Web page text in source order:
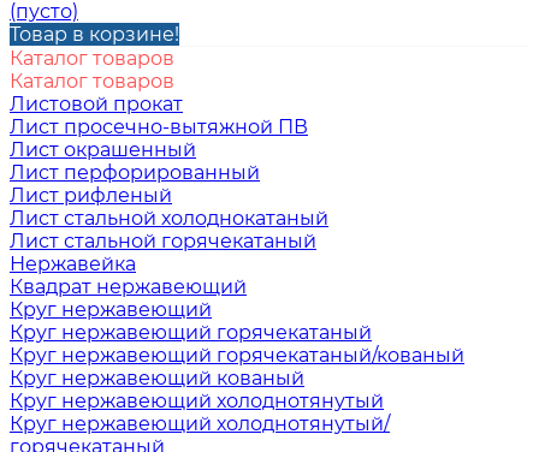
(пусто)
Товар в корзине!
Каталог товаров
Каталог товаров
Листовой прокат
Лист просечно-вытяжной ПВ
Лист окрашенный
Лист перфорированный
Лист рифленый
Лист стальной холоднокатаный
Лист стальной горячекатаный
Нержавейка
Квадрат нержавеющий
Круг нержавеющий
Круг нержавеющий горячекатаный
Круг нержавеющий горячекатаный/кованый
Круг нержавеющий кованый
Круг нержавеющий холоднотянутый
Круг нержавеющий холоднотянутый/
горячекатаный